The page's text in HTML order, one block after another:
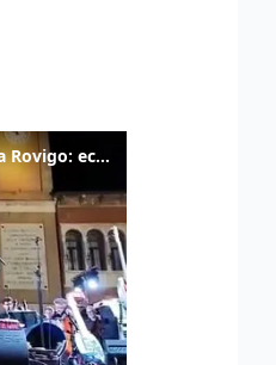
Il concerto dedicato al gatto Rossini a Rovigo: ecco un estratto